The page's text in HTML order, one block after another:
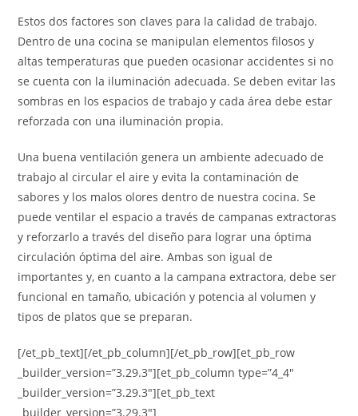
Estos dos factores son claves para la calidad de trabajo.
Dentro de una cocina se manipulan elementos filosos y
altas temperaturas que pueden ocasionar accidentes si no
se cuenta con la iluminación adecuada. Se deben evitar las
sombras en los espacios de trabajo y cada área debe estar
reforzada con una iluminación propia.
Una buena ventilación genera un ambiente adecuado de
trabajo al circular el aire y evita la contaminación de
sabores y los malos olores dentro de nuestra cocina. Se
puede ventilar el espacio a través de campanas extractoras
y reforzarlo a través del diseño para lograr una óptima
circulación óptima del aire. Ambas son igual de
importantes y, en cuanto a la campana extractora, debe ser
funcional en tamaño, ubicación y potencia al volumen y
tipos de platos que se preparan.
[/et_pb_text][/et_pb_column][/et_pb_row][et_pb_row
_builder_version=”3.29.3″][et_pb_column type=”4_4″
_builder_version=”3.29.3″][et_pb_text
_builder_version=”3.29.3″]